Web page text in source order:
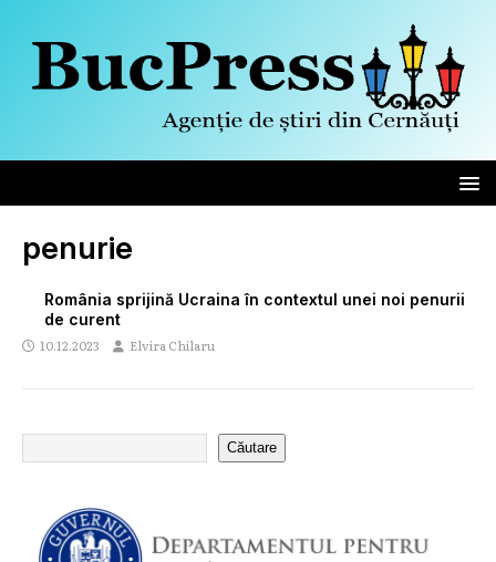
penurie
România sprijină Ucraina în contextul unei noi penurii
de curent
10.12.2023 Elvira Chilaru
Căutare